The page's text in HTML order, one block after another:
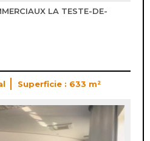
LA TESTE-DE-
Superficie : 633 m²